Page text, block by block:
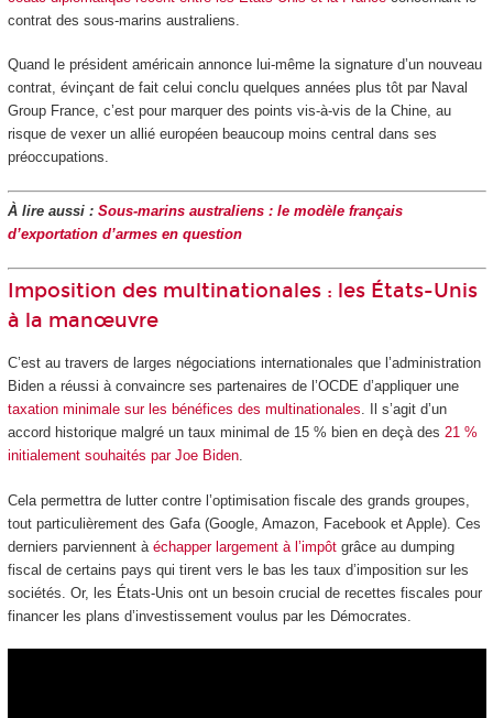
contrat des sous-marins australiens.
Quand le président américain annonce lui-même la signature d’un nouveau
contrat, évinçant de fait celui conclu quelques années plus tôt par Naval
Group France, c’est pour marquer des points vis-à-vis de la Chine, au
risque de vexer un allié européen beaucoup moins central dans ses
préoccupations.
À lire aussi : Sous-marins australiens : le modèle français
d’exportation d’armes en question
Imposition des multinationales : les États-Unis
à la manœuvre
C’est au travers de larges négociations internationales que l’administration
Biden a réussi à convaincre ses partenaires de l’OCDE d’appliquer une
taxation minimale sur les bénéfices des multinationales. Il s’agit d’un
accord historique malgré un taux minimal de 15 % bien en deçà des 21 %
initialement souhaités par Joe Biden.
Cela permettra de lutter contre l’optimisation fiscale des grands groupes,
tout particulièrement des Gafa (Google, Amazon, Facebook et Apple). Ces
derniers parviennent à échapper largement à l’impôtgrâce au dumping
fiscal de certains pays qui tirent vers le bas les taux d’imposition sur les
sociétés. Or, les États-Unis ont un besoin crucial de recettes fiscales pour
financer les plans d’investissement voulus par les Démocrates.